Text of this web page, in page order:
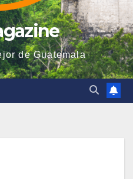
de Guatemala